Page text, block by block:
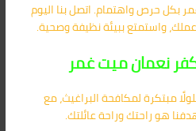
بكل حرص واهتمام. اتصل بنا اليوم
واستمتع ببيئة نظيفة وصحية.
نعمان ميت غمر
مبتكرة لمكافحة البراغيث، مع
هو راحتك وراحة عائلتك.